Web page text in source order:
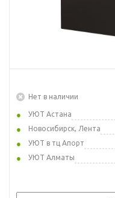
Нет в наличии
УЮТ Астана
Новосибирск, Лента
УЮТ в тц Апорт
УЮТ Алматы